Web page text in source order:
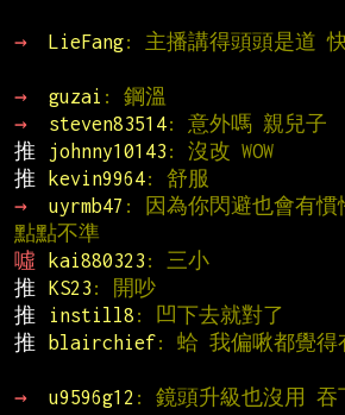
→
LieFang: 主播講得頭頭是道
→
guzai : 鋼溫
→
steven83514: 意外嗎 親兒子
推
johnny10143 : 沒改 WOW
推
kevin9964: 舒服
→
uyrmb47 : 因為你閃避也會有慣
點點不準
噓
kai880323 : 三小
推
KS23 : 開吵
推
instill8 : 凹下去就對了
推
blairchief: 蛤 我偏啾都覺得
→
u9596g12 : 鏡頭升級也沒用 吞